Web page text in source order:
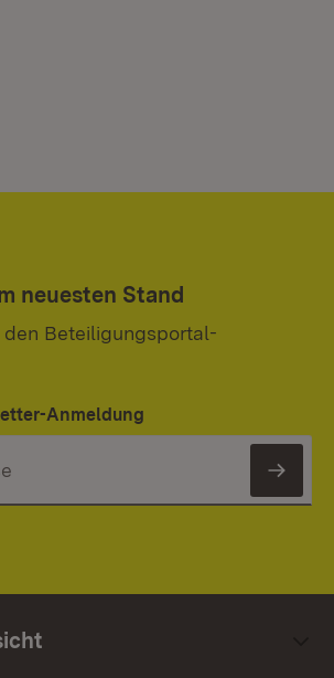
neuesten Stand
den Beteiligungsportal-
Anmeldung